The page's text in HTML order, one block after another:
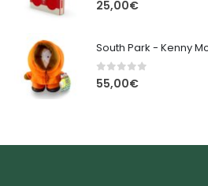
25,00€
0out of 5
55,00€